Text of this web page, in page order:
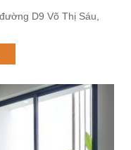
D9 Võ Thị Sáu,